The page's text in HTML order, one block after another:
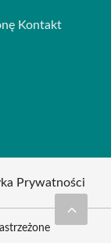
Kontakt
Prywatności